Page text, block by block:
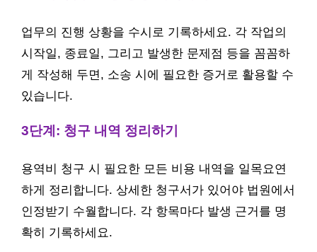
업무의 진행 상황을 수시로 기록하세요. 각 작업의
시작일, 종료일, 그리고 발생한 문제점 등을 꼼꼼하
게 작성해 두면, 소송 시에 필요한 증거로 활용할 수
있습니다.
3단계: 청구 내역 정리하기
용역비 청구 시 필요한 모든 비용 내역을 일목요연
하게 정리합니다. 상세한 청구서가 있어야 법원에서
인정받기 수월합니다. 각 항목마다 발생 근거를 명
확히 기록하세요.